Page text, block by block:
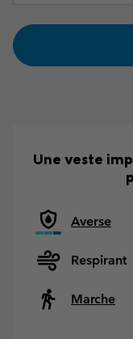
Une veste
Averse
Respirant
Marche